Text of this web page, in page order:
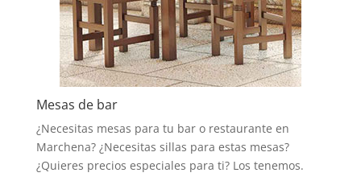
Mesas de bar
¿Necesitas mesas para tu bar o restaurante en
Marchena? ¿Necesitas sillas para estas mesas?
¿Quieres precios especiales para ti? Los tenemos.